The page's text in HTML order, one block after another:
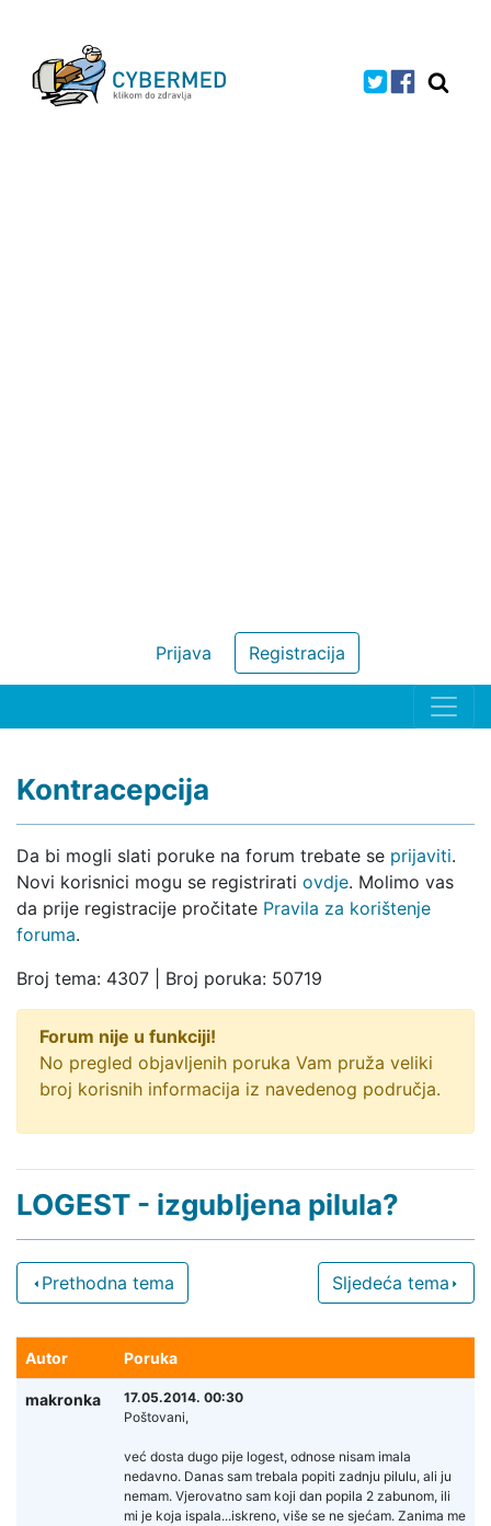
Registracija
Prijava
Kontracepcija
Da bi mogli slati poruke na forum trebate se prijaviti.
Novi korisnici mogu se registrirati ovdje. Molimo vas
da prije registracije pročitate Pravila za korištenje
foruma.
Broj tema: 4307 | Broj poruka: 50719
Forum nije u funkciji!
No pregled objavljenih poruka Vam pruža veliki
broj korisnih informacija iz navedenog područja.
LOGEST - izgubljena pilula?
Prethodna tema Sljedeća tema
Autor Poruka
makronka
17.05.2014. 00:30
Poštovani,
već dosta dugo pije logest, odnose nisam imala
nedavno. Danas sam trebala popiti zadnju pilulu, ali ju
nemam. Vjerovatno sam koji dan popila 2 zabunom, ili
mi je koja ispala...iskreno, više se ne sjećam. Zanima me